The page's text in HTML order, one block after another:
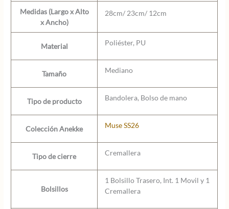
Medidas (Largo x Alto
x Ancho)
28cm/ 23cm/ 12cm
Material Poliéster, PU
Tamaño Mediano
Tipo de producto Bandolera, Bolso de mano
Colección Anekke Muse SS26
Tipo de cierre Cremallera
Bolsillos
1 Bolsillo Trasero, Int. 1 Movil y 1
Cremallera